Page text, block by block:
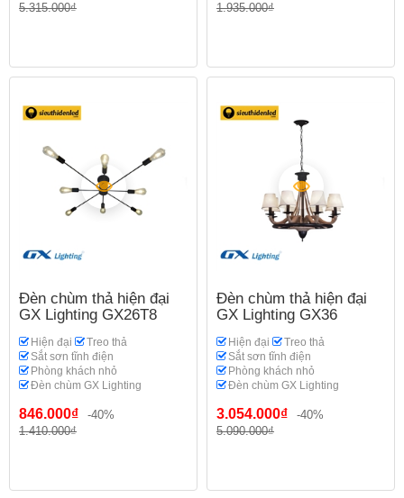
5.315.000₫
1.935.000₫
Đèn chùm thả hiện đại
GX Lighting GX26T8
Hiện đại
Treo thả
Sắt sơn tĩnh điện
Phòng khách nhỏ
Đèn chùm GX Lighting
846.000₫
-40%
1.410.000₫
Đèn chùm thả hiện đại
GX Lighting GX36
Hiện đại
Treo thả
Sắt sơn tĩnh điện
Phòng khách nhỏ
Đèn chùm GX Lighting
3.054.000₫
-40%
5.090.000₫